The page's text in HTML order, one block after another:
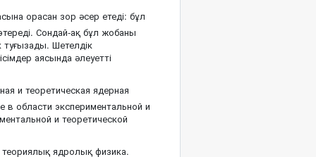
орасан зор әсер етеді: бұл
Сондай-ақ бұл жобаны
туғызады. Шетелдік
аясында әлеуетті
и теоретическая ядерная
области экспериментальной и
и теоретической
ядролық физика.